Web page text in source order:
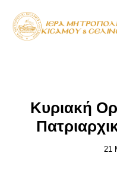
Κυριακή
21